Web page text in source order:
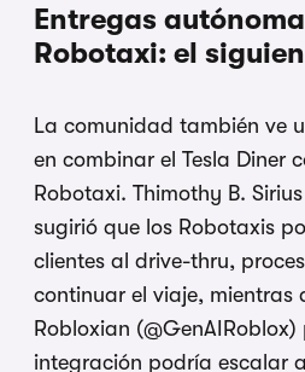
Entregas
Robotaxi: el
La comunidad también ve
en combinar el Tesla Diner
Robotaxi. Thimothy B.
sugirió que los Robotaxis
clientes al drive-thru,
continuar el viaje, mientras
Robloxian
integración podría escalar